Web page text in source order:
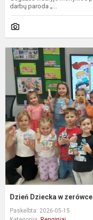
darbų paroda „...
Dzień Dziecka w
Paskelbta: 2026-05-15